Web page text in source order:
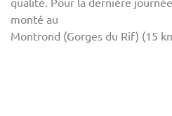
monté au
Montrond (Gorges du Rif) (15